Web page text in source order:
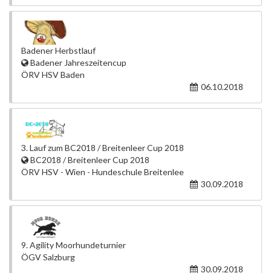
Badener Herbstlauf
Badener Jahreszeitencup
ÖRV HSV Baden
06.10.2018
3. Lauf zum BC2018 / Breitenleer Cup 2018
BC2018 / Breitenleer Cup 2018
ÖRV HSV - Wien - Hundeschule Breitenlee
30.09.2018
9. Agility Moorhundeturnier
ÖGV Salzburg
30.09.2018